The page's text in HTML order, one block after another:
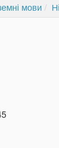
мови